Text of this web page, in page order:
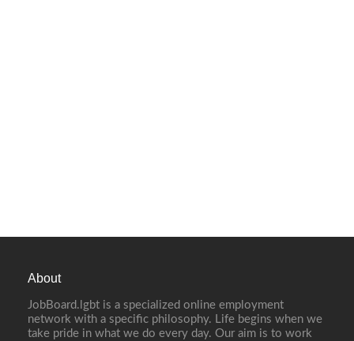
About
JobBoard.lgbt is a specialized online employment
network with a specific philosophy. Life begins when we
take pride in what we do every day. Our aim is to work